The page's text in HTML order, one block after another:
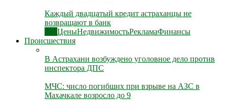
Каждый двадцатый кредит астраханцы не
возвращают в банк
ЦеныНедвижимостьРекламаФинансы
Происшествия
В Астрахани возбуждено уголовное дело против
инспектора ДПС
МЧС: число погибших при взрыве на АЗС в
Махачкале возросло до 9